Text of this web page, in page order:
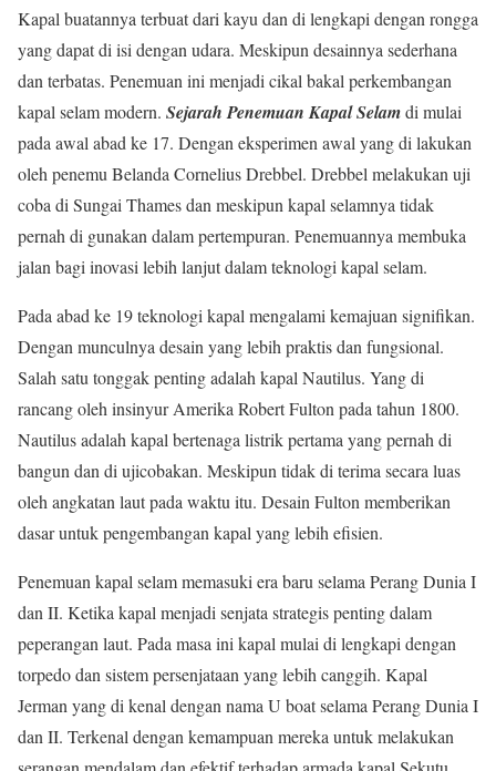
Kapal buatannya terbuat dari kayu dan di lengkapi dengan rongga
yang dapat di isi dengan udara. Meskipun desainnya sederhana
dan terbatas. Penemuan ini menjadi cikal bakal perkembangan
kapal selam modern. Sejarah Penemuan Kapal Selamdi mulai
pada awal abad ke 17. Dengan eksperimen awal yang di lakukan
oleh penemu Belanda Cornelius Drebbel. Drebbel melakukan uji
coba di Sungai Thames dan meskipun kapal selamnya tidak
pernah di gunakan dalam pertempuran. Penemuannya membuka
jalan bagi inovasi lebih lanjut dalam teknologi kapal selam.
Pada abad ke 19 teknologi kapal mengalami kemajuan signifikan.
Dengan munculnya desain yang lebih praktis dan fungsional.
Salah satu tonggak penting adalah kapal Nautilus. Yang di
rancang oleh insinyur Amerika Robert Fulton pada tahun 1800.
Nautilus adalah kapal bertenaga listrik pertama yang pernah di
bangun dan di ujicobakan. Meskipun tidak di terima secara luas
oleh angkatan laut pada waktu itu. Desain Fulton memberikan
dasar untuk pengembangan kapal yang lebih efisien.
Penemuan kapal selam memasuki era baru selama Perang Dunia I
dan II. Ketika kapal menjadi senjata strategis penting dalam
peperangan laut. Pada masa ini kapal mulai di lengkapi dengan
torpedo dan sistem persenjataan yang lebih canggih. Kapal
Jerman yang di kenal dengan nama U boat selama Perang Dunia I
dan II. Terkenal dengan kemampuan mereka untuk melakukan